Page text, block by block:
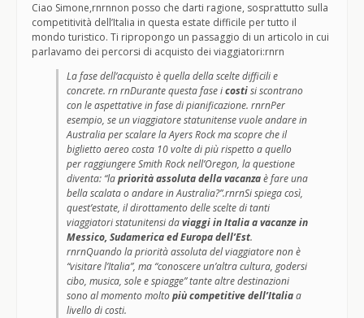
Ciao Simone,rnrnnon posso che darti ragione, sosprattutto sulla
competitività dell’Italia in questa estate difficile per tutto il
mondo turistico. Ti ripropongo un passaggio di un articolo in cui
parlavamo dei percorsi di acquisto dei viaggiatori:rnrn
La fase dell’acquisto è quella della scelte difficili e
concrete. rn rnDurante questa fase icostisi scontrano
con le aspettative in fase di pianificazione. rnrnPer
esempio, se un viaggiatore statunitense vuole andare in
Australia per scalare la Ayers Rock ma scopre che il
biglietto aereo costa 10 volte di più rispetto a quello
per raggiungere Smith Rock nell’Oregon, la questione
diventa: “lapriorità assoluta della vacanzaè fare una
bella scalata o andare in Australia?”.rnrnSi spiega così,
quest’estate, il dirottamento delle scelte di tanti
viaggiatori statunitensi daviaggi in Italia a vacanze in
Messico, Sudamerica ed Europa dell’Est.
rnrnQuando la priorità assoluta del viaggiatore non è
“visitare l’Italia”, ma “conoscere un’altra cultura, godersi
cibo, musica, sole e spiagge” tante altre destinazioni
sono al momento moltopiù competitive dell’Italiaa
livello di costi.